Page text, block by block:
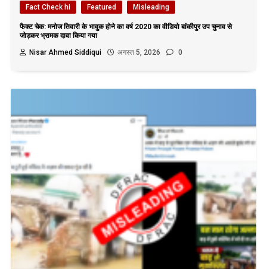
Fact Check hi Featured Misleading
फैक्ट चेक: मनोज तिवारी के भावुक होने का वर्ष 2020 का वीडियो बांकीपुर उप चुनाव से
जोड़कर भ्रामक दावा किया गया
Nisar Ahmed Siddiqui
अगस्त 5, 2026 0